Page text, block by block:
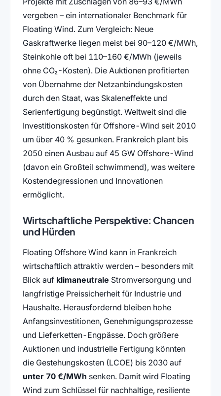
vergeben – ein internationaler Benchmark für
Floating Wind. Zum Vergleich: Neue
Gaskraftwerke liegen meist bei 90–120 €/MWh,
Steinkohle oft bei 110–160 €/MWh (jeweils
ohne CO₂-Kosten). Die Auktionen profitierten
von Übernahme der Netzanbindungskosten
durch den Staat, was Skaleneffekte und
Serienfertigung begünstigt. Weltweit sind die
Investitionskosten für Offshore-Wind seit 2010
um über 40 % gesunken. Frankreich plant bis
2050 einen Ausbau auf 45 GW Offshore-Wind
(davon ein Großteil schwimmend), was weitere
Kostendegressionen und Innovationen
ermöglicht.
Wirtschaftliche Perspektive: Chancen
und Hürden
Floating Offshore Wind kann in Frankreich
wirtschaftlich attraktiv werden – besonders mit
Blick auf klimaneutrale Stromversorgung und
langfristige Preissicherheit für Industrie und
Haushalte. Herausfordernd bleiben hohe
Anfangsinvestitionen, Genehmigungsprozesse
und Lieferketten-Engpässe. Doch größere
Auktionen und industrielle Fertigung könnten
die Gestehungskosten (LCOE) bis 2030 auf
unter 70 €/MWh senken. Damit wird Floating
Wind zum Schlüssel für nachhaltige, resiliente